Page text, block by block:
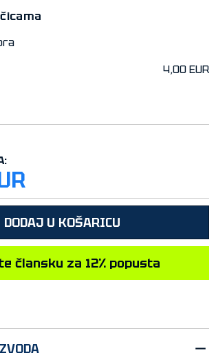
4,00 EUR
DODAJ U KOŠARICU
člansku za 12% popusta